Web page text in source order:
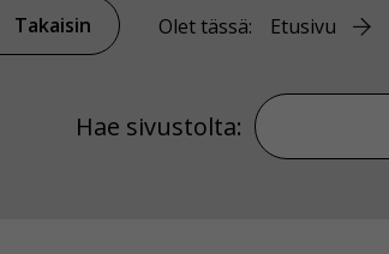
Takaisin Olet tässä: Etusivu
Hae sivustolta: Hae sivustolta